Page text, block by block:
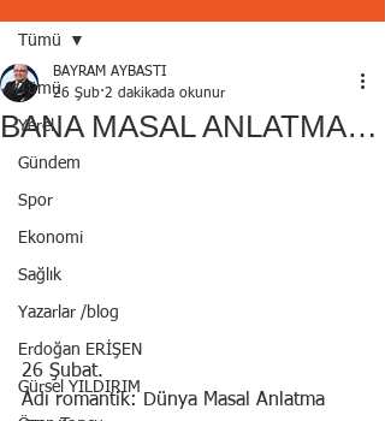
Tümü
Yerel
Gündem
Spor
Ekonomi
Sağlık
Yazarlar /blog
Erdoğan ERİŞEN
Gürsel YILDIRIM
Tümü
BANA MASAL ANLATMA…
BAYRAM AYBASTI
26 Şub 2 dakikada okunur
26 Şubat.
Adı romantik: Dünya Masal Anlatma